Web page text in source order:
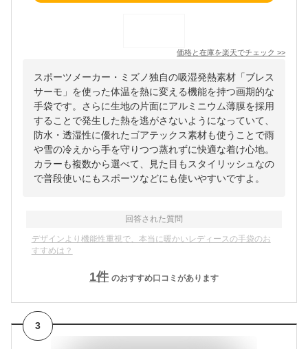
価格と在庫を楽天でチェック >>
スポーツメーカー・ミズノ独自の吸湿発熱素材「ブレス
サーモ」を使った体温を熱に変える機能を持つ画期的な
手袋です。さらに生地の片面にアルミニウム薄膜を採用
することで発生した熱を逃がさないようになっていて、
防水・透湿性に優れたゴアテックス素材も使うことで雨
や雪の冷えから手を守りつつ蒸れずに快適な着け心地。
カラーも複数から選べて、見た目もスタイリッシュなの
で普段使いにもスポーツなどにも使いやすいですよ。
回答された質問
デザインより機能性重視で、本当に暖かいレディースの手袋のお
すすめは？
1件 のおすすめ口コミがあります
3